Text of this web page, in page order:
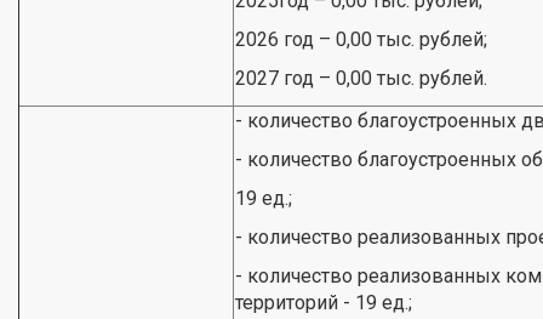
2026 год – 0,00 тыс. рублей;
2027 год – 0,00 тыс. рублей.
- количество благоустроенных
- количество благоустроенных
19 ед.;
- количество реализованных
- количество реализованных
территорий - 19 ед.;